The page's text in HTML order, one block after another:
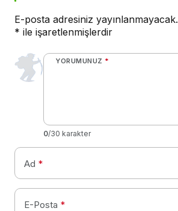
E-posta adresiniz yayınlanmayacak.
* ile işaretlenmişlerdir
YORUMUNUZ *
0/30 karakter
Ad *
E-Posta *